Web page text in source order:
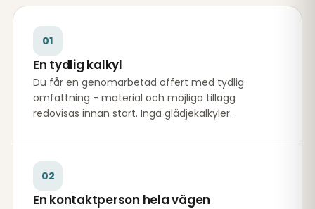
01
En tydlig kalkyl
Du får en genomarbetad offert med tydlig
omfattning - material och möjliga tillägg
redovisas innan start. Inga glädjekalkyler.
02
En kontaktperson hela vägen